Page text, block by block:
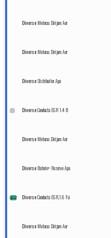
Diverse Motoras Dirijare Aer
Diverse Motoras Dirijare Aer
Diverse Distribuitor Apa
DiverseConducta EGR 1.4 B
Diverse Motoras Dirijare Aer
Diverse Baterie+ Rezervo Apa
DiverseConducta EGR,1.6 Fsi
Diverse Motoras Dirijare Aer